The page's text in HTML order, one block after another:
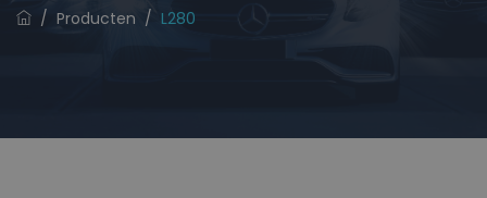
/ Producten / L280